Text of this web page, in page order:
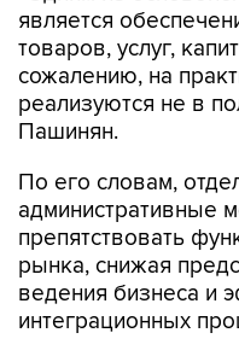
сожалению, на
реализуются не в
Пашинян.
По его словам,
препятствовать
рынка, снижая
ведения бизнеса и
интеграционных
"Армения неизменно